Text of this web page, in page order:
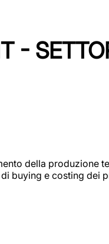
-
della
buying e costing